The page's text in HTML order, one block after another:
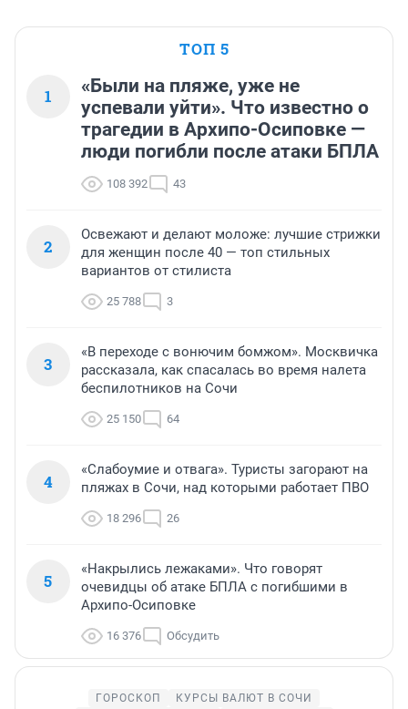
ТОП 5
1
«Были на пляже, уже не
успевали уйти». Что известно о
трагедии в Архипо-Осиповке —
люди погибли после атаки БПЛА
108 392 43
2
Освежают и делают моложе: лучшие стрижки
для женщин после 40 — топ стильных
вариантов от стилиста
25 788 3
3
«В переходе с вонючим бомжом». Москвичка
рассказала, как спасалась во время налета
беспилотников на Сочи
25 150 64
4
«Слабоумие и отвага». Туристы загорают на
пляжах в Сочи, над которыми работает ПВО
18 296 26
5
«Накрылись лежаками». Что говорят
очевидцы об атаке БПЛА с погибшими в
Архипо-Осиповке
16 376 Обсудить
ГОРОСКОП
КУРСЫ ВАЛЮТ В СОЧИ